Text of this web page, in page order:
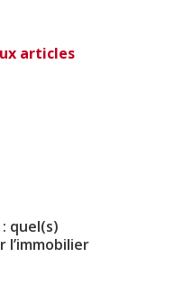
articles
quel(s)
l’immobilier